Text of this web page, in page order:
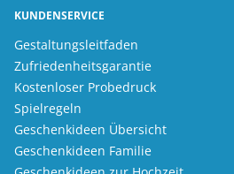
KUNDENSERVICE
Gestaltungsleitfaden
Zufriedenheitsgarantie
Kostenloser Probedruck
Spielregeln
Geschenkideen Übersicht
Geschenkideen Familie